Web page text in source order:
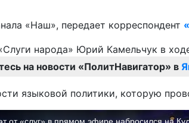
«Наш», передает корреспондент
на новости «ПолитНавигатор» в
языковой политики, которую